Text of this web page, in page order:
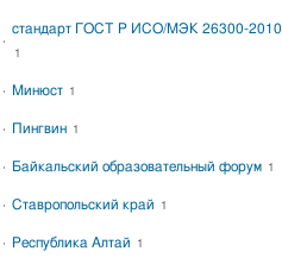
стандарт ГОСТ Р ИСО/МЭК 26300-2010
1
Минюст 1
Пингвин 1
Байкальский образовательный форум 1
Ставропольский край 1
Республика Алтай 1